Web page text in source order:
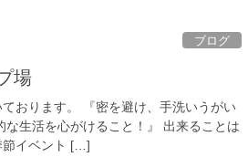
ブログ
場
おります。 『密を避け、手洗いうがい
生活を心がけること！』 出来ることは
節イベント […]